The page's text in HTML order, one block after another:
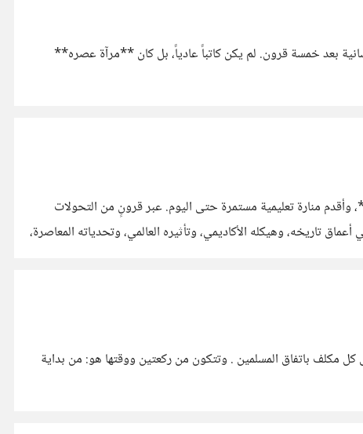
بعد خمسة قرون. لم يكن كاتباً عادياً، بل كان **مرآة عصره**
الإسلامي**، وأقدم منارة تعليمية مستمرة حتى اليوم. عبر قرونٍ من التحولات
وهيكله الأكاديمي، وتأثيره العالمي، وتحدياته المعاصرة،
مكلف باتفاق المسلمين . وتتكون من ركعتين ووقتها هو: من بداية